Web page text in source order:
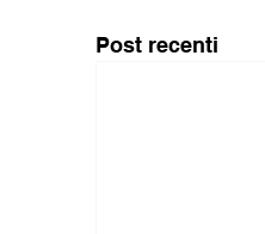
Post recenti